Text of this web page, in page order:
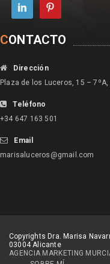
CONTACTO
Dirección
Plaza de los Luceros, 15 –
Teléfono
+34 647 163 501
Email
marisaluceros@gmail.com
Copyrights Dra. Marisa
03004 Alicante
AGENCIA MARKETING